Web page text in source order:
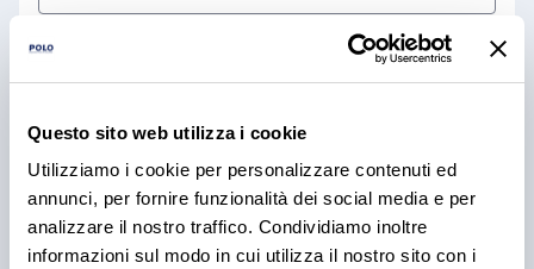
Questo sito web utilizza i cookie
Utilizziamo i cookie per personalizzare contenuti ed
annunci, per fornire funzionalità dei social media e per
analizzare il nostro traffico. Condividiamo inoltre
informazioni sul modo in cui utilizza il nostro sito con i
Cognome
Numero Di Telefono *